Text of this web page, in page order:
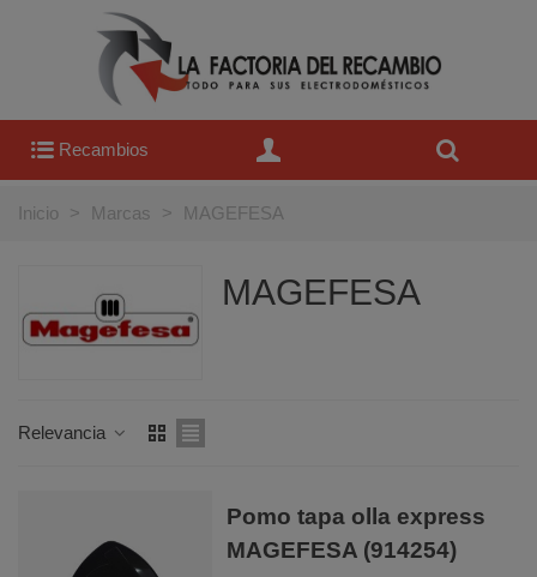
Recambios
Inicio > Marcas > MAGEFESA
MAGEFESA
Relevancia
Pomo tapa olla express
MAGEFESA (914254)